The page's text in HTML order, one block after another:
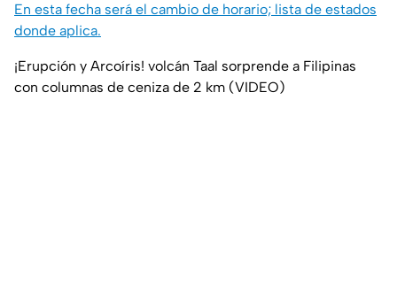
En esta fecha será el cambio de horario; lista de estados
donde aplica.
¡Erupción y Arcoíris! volcán Taal sorprende a Filipinas
con columnas de ceniza de 2 km (VIDEO)